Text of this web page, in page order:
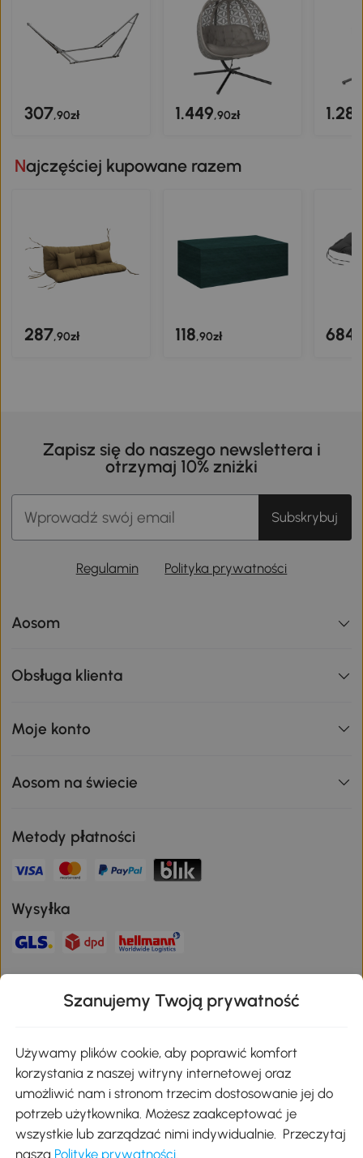
307,90zł 1.449,90zł
Najczęściej kupowane razem
287,90zł 118,90zł 684
Zapisz się do naszego newslettera i
otrzymaj 10% zniżki
Subskrybuj
Regulamin Polityka prywatności
Aosom
Obsługa klienta
Moje konto
Aosom na świecie
Metody płatności
Wysyłka
Pobierz aplikację Aosom
Google Play
Szanujemy Twoją prywatność
Używamy plików cookie, aby poprawić komfort
korzystania z naszej witryny internetowej oraz
umożliwić nam i stronom trzecim dostosowanie jej do
potrzeb użytkownika. Możesz zaakceptować je
wszystkie lub zarządzać nimi indywidualnie. Przeczytaj
naszą Politykę prywatności